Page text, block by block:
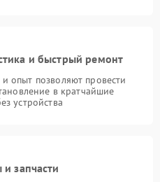
и быстрый ремонт
опыт позволяют провести
в кратчайшие
устройства
запчасти